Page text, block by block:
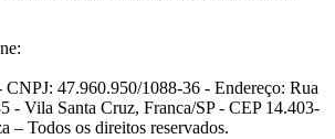
47.960.950/1088-36 - Endereço: Rua
- Vila Santa Cruz, Franca/SP - CEP 14.403-
– Todos os direitos reservados.